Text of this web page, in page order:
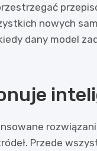
nowych
dany model
Przede